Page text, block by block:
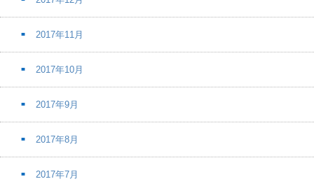
2017年11月
2017年10月
2017年9月
2017年8月
2017年7月